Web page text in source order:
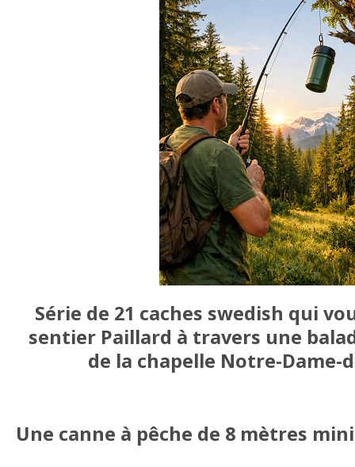
Série de 21 caches swedish qui
sentier Paillard à travers une
de la chapelle Notre-Dame-
Une canne à pêche de 8 mètres